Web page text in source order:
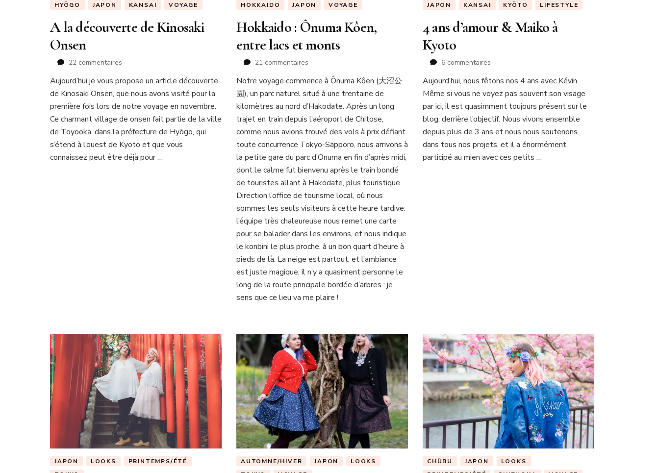
HYŌGO JAPON KANSAI VOYAGE
A la découverte de Kinosaki
Onsen
22 commentaires
la
découverte
de
Onsen
Aujourd’hui je vous propose un article découverte
de Kinosaki Onsen, que nous avons visité pour la
première fois lors de notre voyage en novembre.
Ce charmant village de onsen fait partie de la ville
de Toyooka, dans la préfecture de Hyōgo, qui
s’étend à l’ouest de Kyoto et que vous
connaissez peut être déjà pour …
HOKKAIDO JAPON VOYAGE
Hokkaido : Ônuma Kôen,
entre lacs et monts
21 commentairessur
:
Ônuma
Kôen,
entre
lacs
et
monts
Notre voyage commence à Ônuma Kôen (大沼公
園), un parc naturel situé à une trentaine de
kilomètres au nord d’Hakodate. Après un long
trajet en train depuis l’aéroport de Chitose,
comme nous avions trouvé des vols à prix défiant
toute concurrence Tokyo-Sapporo, nous arrivons à
la petite gare du parc d’Onuma en fin d’après midi,
dont le calme fut bienvenu après le train bondé
de touristes allant à Hakodate, plus touristique.
Direction l’office de tourisme local, où nous
sommes les seuls visiteurs à cette heure tardive:
l’équipe très chaleureuse nous remet une carte
pour se balader dans les environs, et nous indique
le konbini le plus proche, à un bon quart d’heure à
pieds de là. La neige est partout, et l’ambiance
est juste magique, il n’y a quasiment personne le
long de la route principale bordée d’arbres : je
sens que ce lieu va me plaire !
JAPON KANSAI KYŌTO LIFESTYLE
4 ans d’amour & Maiko à
Kyoto
6 commentairessur
ans
d’amour
&
à
Kyoto
Aujourd’hui, nous fêtons nos 4 ans avec Kévin.
Même si vous ne voyez pas souvent son visage
par ici, il est quasimment toujours présent sur le
blog, derrière l’objectif. Nous vivons ensemble
depuis plus de 3 ans et nous nous soutenons
dans tous nos projets, et il a énormément
participé au mien avec ces petits …
JAPON LOOKS
PRINTEMPS/ÉTÉ
AUTOMNE/HIVER JAPON
LOOKS
CHŪBU JAPON
LOOKS